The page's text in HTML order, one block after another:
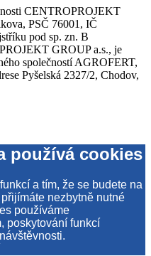
CENTROPROJEKT
PSČ 76001, IČ
pod sp. zn. B
GROUP a.s., je
společností AGROFERT,
Pyšelská 2327/2, Chodov,
používá cookies
a tím, že se budete na
nezbytně nutné
používáme
poskytování funkcí